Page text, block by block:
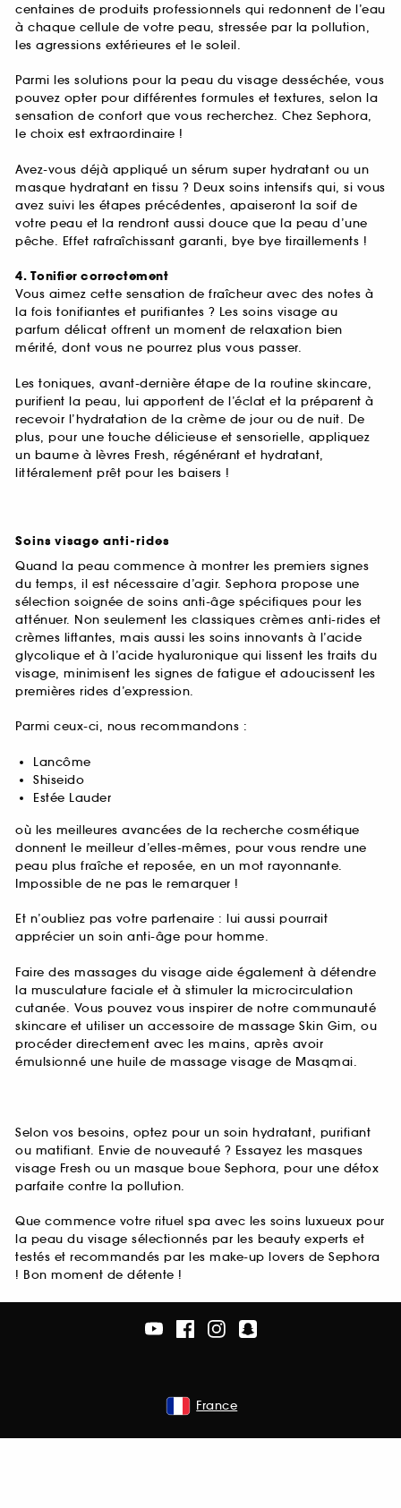
centaines de produits professionnels qui redonnent de l’eau
à chaque cellule de votre peau, stressée par la pollution,
les agressions extérieures et le soleil.
Parmi les solutions pour la peau du visage desséchée, vous
pouvez opter pour différentes formules et textures, selon la
sensation de confort que vous recherchez. Chez Sephora,
le choix est extraordinaire !
Avez-vous déjà appliqué un sérum super hydratant ou un
masque hydratant en tissu ? Deux soins intensifs qui, si vous
avez suivi les étapes précédentes, apaiseront la soif de
votre peau et la rendront aussi douce que la peau d’une
pêche. Effet rafraîchissant garanti, bye bye tiraillements !
4. Tonifier correctement
Vous aimez cette sensation de fraîcheur avec des notes à
la fois tonifiantes et purifiantes ? Les soins visage au
parfum délicat offrent un moment de relaxation bien
mérité, dont vous ne pourrez plus vous passer.
Les toniques, avant-dernière étape de la routine skincare,
purifient la peau, lui apportent de l’éclat et la préparent à
recevoir l’hydratation de la crème de jour ou de nuit. De
plus, pour une touche délicieuse et sensorielle, appliquez
un baume à lèvres Fresh, régénérant et hydratant,
littéralement prêt pour les baisers !
Soins visage anti-rides
Quand la peau commence à montrer les premiers signes
du temps, il est nécessaire d’agir. Sephora propose une
sélection soignée de soins anti-âge spécifiques pour les
atténuer. Non seulement les classiques crèmes anti-rides et
crèmes liftantes, mais aussi les soins innovants à l’acide
glycolique et à l’acide hyaluronique qui lissent les traits du
visage, minimisent les signes de fatigue et adoucissent les
premières rides d’expression.
Parmi ceux-ci, nous recommandons :
Lancôme
Shiseido
Estée Lauder
où les meilleures avancées de la recherche cosmétique
donnent le meilleur d’elles-mêmes, pour vous rendre une
peau plus fraîche et reposée, en un mot rayonnante.
Impossible de ne pas le remarquer !
Et n’oubliez pas votre partenaire : lui aussi pourrait
apprécier un soin anti-âge pour homme.
Faire des massages du visage aide également à détendre
la musculature faciale et à stimuler la microcirculation
cutanée. Vous pouvez vous inspirer de notre communauté
skincare et utiliser un accessoire de massage Skin Gim, ou
procéder directement avec les mains, après avoir
émulsionné une huile de massage visage de Masqmai.
Selon vos besoins, optez pour un soin hydratant, purifiant
ou matifiant. Envie de nouveauté ? Essayez les masques
visage Fresh ou un masque boue Sephora, pour une détox
parfaite contre la pollution.
Que commence votre rituel spa avec les soins luxueux pour
la peau du visage sélectionnés par les beauty experts et
testés et recommandés par les make-up lovers de Sephora
! Bon moment de détente !
France